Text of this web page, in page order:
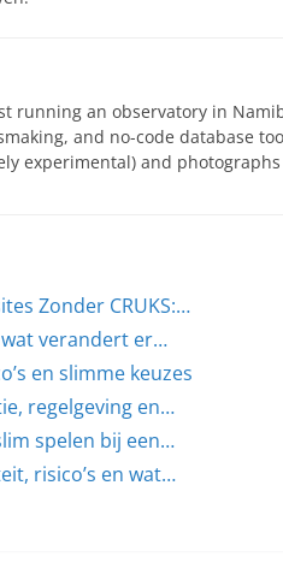
running an observatory in
and no-code database
experimental) and
Zonder CRUKS:…
wat verandert er…
en slimme keuzes
regelgeving en…
spelen bij een…
risico’s en wat…